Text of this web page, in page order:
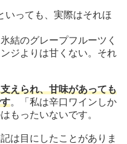
いっても、実際はそれほ
結のグレープフルーツく
ジよりは甘くない。それ
えられ、甘味があっても
。「私は辛口ワインしか
もったいないです。
は目にしたことがありま